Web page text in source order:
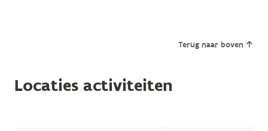
Terug naar boven
Locaties activiteiten